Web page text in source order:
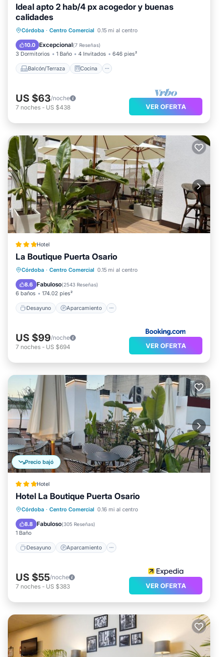
Ideal apto 2 hab/4 px acogedor y buenas
calidades
Córdoba · Centro Comercial 0.15 mi al centro
10.0 Excepcional(7 Reseñas)
3 Dormitorios 1 Baño 4 Invitados 646 pies²
Balcón/Terraza Cocina
Balcón/Terraza
Cocina
Aire acondicionado
US $63/noche
7 noches - US $438 VER OFERTA
Hotel
La Boutique Puerta Osario
Córdoba · Centro Comercial 0.15 mi al centro
8.6 Fabuloso(2543 Reseñas)
6 baños 174.02 pies²
Desayuno Aparcamiento
Desayuno
Aparcamiento
Balcón/Terraza
US $99/noche
7 noches - US $694 VER OFERTA
Precio bajó
Hotel
Hotel La Boutique Puerta Osario
Córdoba · Centro Comercial 0.16 mi al centro
8.8 Fabuloso(305 Reseñas)
1 Baño
Desayuno Aparcamiento
Desayuno
Aparcamiento
Balcón/Terraza
US $55/noche
7 noches - US $383 VER OFERTA